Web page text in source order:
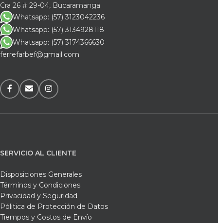
Cra 26 # 29-04, Bucaramanga
Whatsapp: (57) 3123042236
Whatsapp: (57) 3134928118
Whatsapp: (57) 3174366630
ferrefarbef@gmail.com
SERVICIO AL CLIENTE
Disposiciones Generales
Términos y Condiciones
Privacidad y Seguridad
Pólitica de Protección de Datos
Tiempos y Costos de Envío